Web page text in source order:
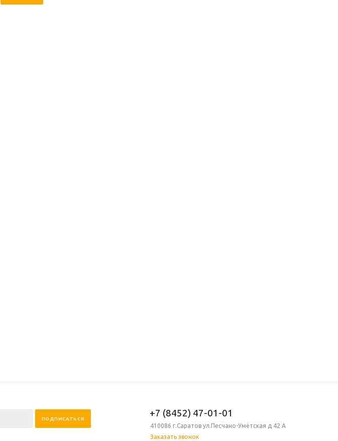
+7 (8452) 47-01-01
410086 г.Саратов ул.Песчано-Умётская д 42 А
Заказать звонок